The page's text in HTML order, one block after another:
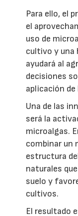
Para ello, el
el
uso de
cultivo y una
ayudará al
decisiones
aplicación
Una de las
será la
microalgas.
combinar un
estructura
naturales
suelo y
cultivos.
El resultado